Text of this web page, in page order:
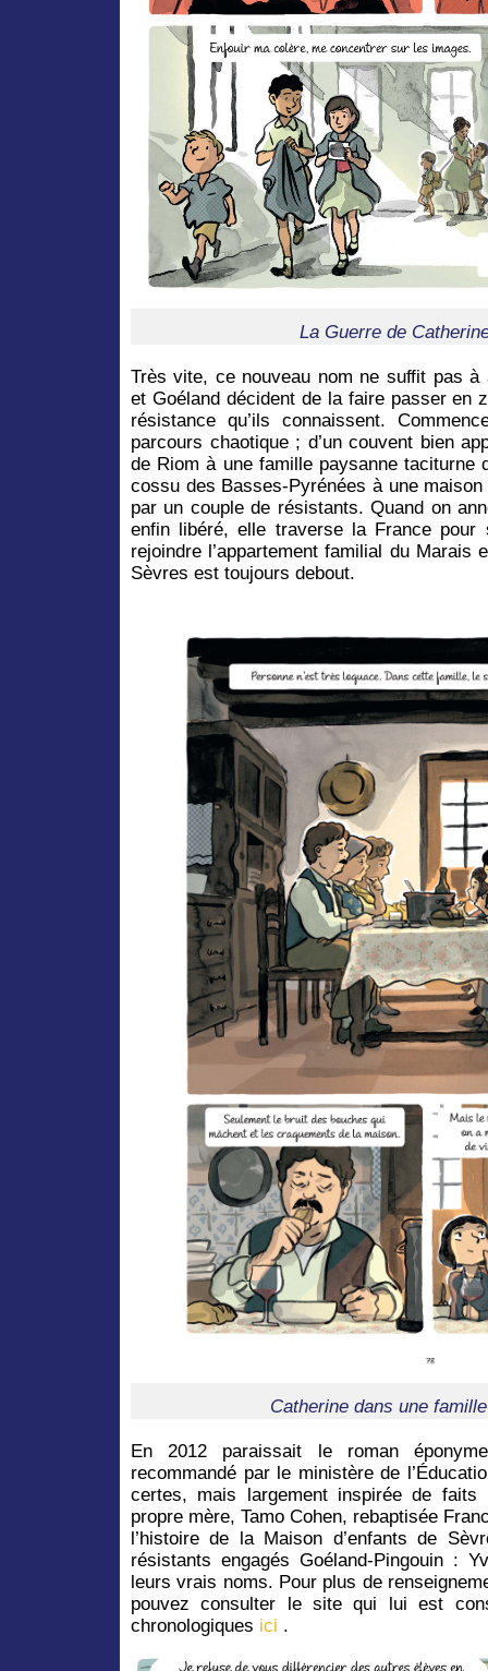
La Guerre de
Très vite, ce nouveau nom ne suffit pas
et Goéland décident de la faire passer en
résistance qu’ils connaissent.
parcours chaotique ; d’un couvent bien
de Riom à une famille paysanne taciturne
cossu des Basses-Pyrénées à une
par un couple de résistants. Quand on
enfin libéré, elle traverse la France
rejoindre l’appartement familial du Marais
Sèvres est toujours debout.
Catherine dans une
En 2012 paraissait le roman
recommandé par le ministère de
certes, mais largement inspirée de
propre mère, Tamo Cohen, rebaptisée
l’histoire de la Maison d’enfants de
résistants engagés Goéland-Pingouin :
leurs vrais noms. Pour plus de
pouvez consulter le site qui lui est
chronologiques ici .